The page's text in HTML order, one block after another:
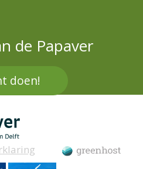
de Papaver
doen!